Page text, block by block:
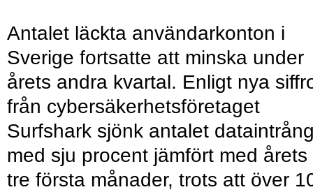
Antalet läckta användarkonton i
Sverige fortsatte att minska under
årets andra kvartal. Enligt nya
från cybersäkerhetsföretaget
Surfshark sjönk antalet
med sju procent jämfört med årets
tre första månader, trots att över